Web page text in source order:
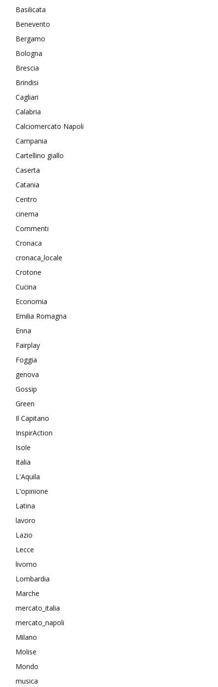
Basilicata
Benevento
Bergamo
Bologna
Brescia
Brindisi
Cagliari
Calabria
Calciomercato Napoli
Campania
Cartellino giallo
Caserta
Catania
Centro
cinema
Commenti
Cronaca
cronaca_locale
Crotone
Cucina
Economia
Emilia Romagna
Enna
Fairplay
Foggia
genova
Gossip
Green
Il Capitano
InspirAction
Isole
Italia
L'Aquila
L'opinione
Latina
lavoro
Lazio
Lecce
livorno
Lombardia
Marche
mercato_italia
mercato_napoli
Milano
Molise
Mondo
musica